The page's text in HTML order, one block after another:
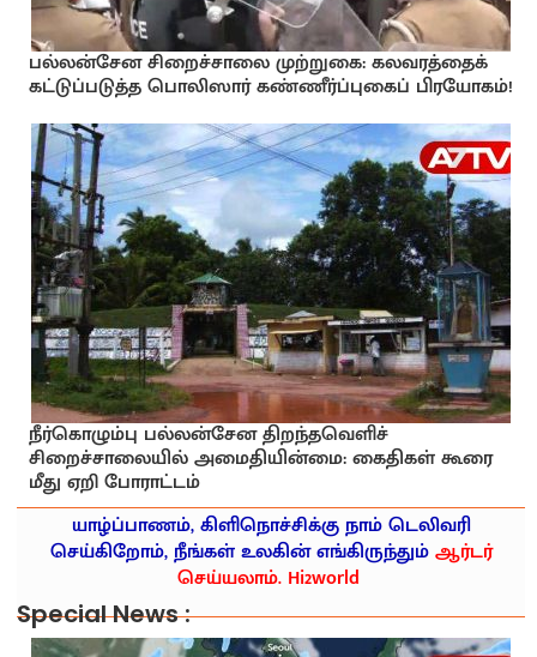
பல்லன்சேன சிறைச்சாலை முற்றுகை: கலவரத்தைக்
கட்டுப்படுத்த பொலிஸார் கண்ணீர்ப்புகைப் பிரயோகம்!
நீர்கொழும்பு பல்லன்சேன திறந்தவெளிச்
சிறைச்சாலையில் அமைதியின்மை: கைதிகள் கூரை
மீது ஏறி போராட்டம்
யாழ்ப்பாணம், கிளிநொச்சிக்கு நாம் டெலிவரி
செய்கிறோம், நீங்கள் உலகின் எங்கிருந்தும்ஆர்டர்
செய்யலாம். Hi2world
Special News :